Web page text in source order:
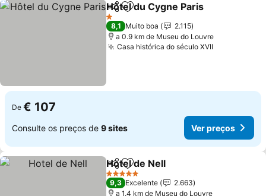
PartilharAdicionar aos favoritos
Hôtel du Cygne Paris
1 Estrelas
8,1 Muito boa
2.115
a 0.9 km de Museu do Louvre
Casa histórica do século XVIIVer preços
De € 107
Consulte os preços de 9 sites Ver preços
PartilharAdicionar aos favoritos
Hotel de Nell
5 Estrelas
9,3 Excelente
2.663
a 1.4 km de Museu do Louvre